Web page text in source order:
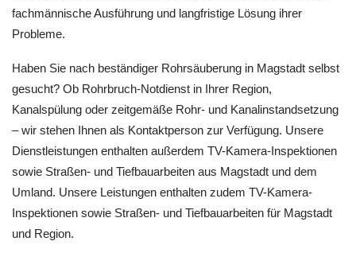
fachmännische Ausführung und langfristige Lösung ihrer
Probleme.
Haben Sie nach beständiger Rohrsäuberung in Magstadt selbst
gesucht? Ob Rohrbruch-Notdienst in Ihrer Region,
Kanalspülung oder zeitgemäße Rohr- und Kanalinstandsetzung
– wir stehen Ihnen als Kontaktperson zur Verfügung. Unsere
Dienstleistungen enthalten außerdem TV-Kamera-Inspektionen
sowie Straßen- und Tiefbauarbeiten aus Magstadt und dem
Umland. Unsere Leistungen enthalten zudem TV-Kamera-
Inspektionen sowie Straßen- und Tiefbauarbeiten für Magstadt
und Region.